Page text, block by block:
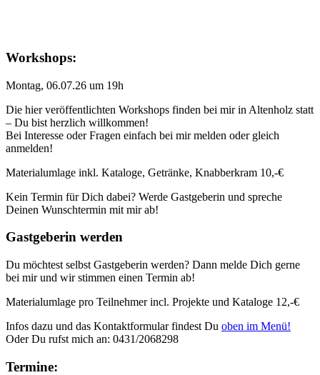
Workshops:
Montag, 06.07.26 um 19h
Die hier veröffentlichten Workshops finden bei mir in Altenholz statt
– Du bist herzlich willkommen!
Bei Interesse oder Fragen einfach bei mir melden oder gleich
anmelden!
Materialumlage inkl. Kataloge, Getränke, Knabberkram 10,-€
Kein Termin für Dich dabei? Werde Gastgeberin und spreche
Deinen Wunschtermin mit mir ab!
Gastgeberin werden
Du möchtest selbst Gastgeberin werden? Dann melde Dich gerne
bei mir und wir stimmen einen Termin ab!
Materialumlage pro Teilnehmer incl. Projekte und Kataloge 12,-€
Infos dazu und das Kontaktformular findest Du oben im Menü!
Oder Du rufst mich an: 0431/2068298
Termine: